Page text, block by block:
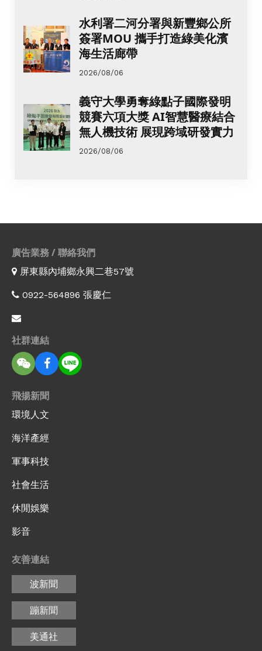
水利署二河分署與新豐鄉公所
簽署MOU 攜手打造綠美化濱
海生活廊帶
2026/08/06
義守大學勇奪綠點子國際發明
競賽六項大獎 AI智慧醫療結合
無人機技術 展現跨域研發實力
2026/08/06
廣告業務 / 聯絡我們
屏東縣內埔鄉永興二巷57號
0922-564896 張慶仁
社群連結
飛揚新聞
環境人文
海洋產經
軍事科技
社會生活
休閒娛樂
影音
友善連結
波新聞
蹦新聞
美通社